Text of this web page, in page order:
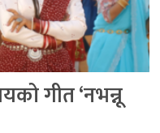
गीत ‘नभन्नू